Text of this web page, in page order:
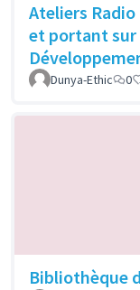
Ateliers
et portant sur
Dunya-Ethic 0
Bibliothèque